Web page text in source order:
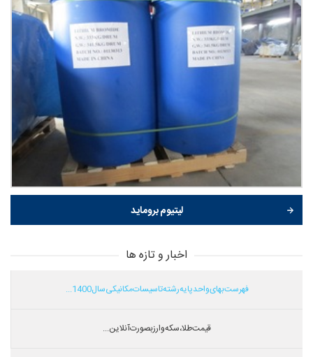
لیتیوم بروماید
اخبار و تازه ها
فهرست بهای واحد پایه رشته تاسیسات مکانیکی سال 1400...
قیمت طلا،سکه و ارز بصورت آنلاین...